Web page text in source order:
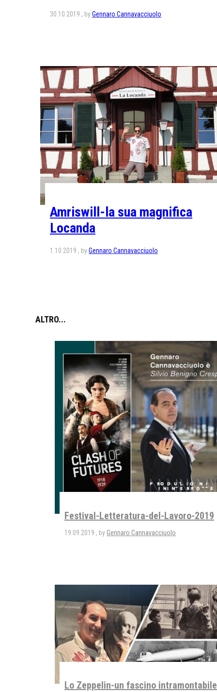
30.10.2019 byGennaro Cannavacciuolo
Amriswill-la sua magnifica
Locanda
1.10.2019 byGennaro Cannavacciuolo
ALTRO...
Festival-Letteratura-del-Lavoro-2019
19.09.2019 by Gennaro Cannavacciuolo
Lo Zeppelin-un fascino intramontabile